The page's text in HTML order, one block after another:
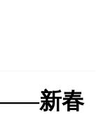
——新春